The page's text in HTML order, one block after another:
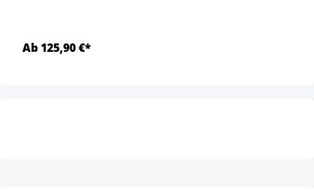
Ab 125,90 €*